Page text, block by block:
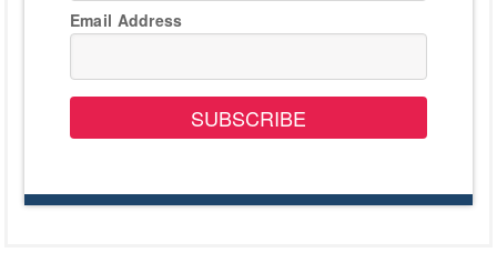
Email Address
SUBSCRIBE